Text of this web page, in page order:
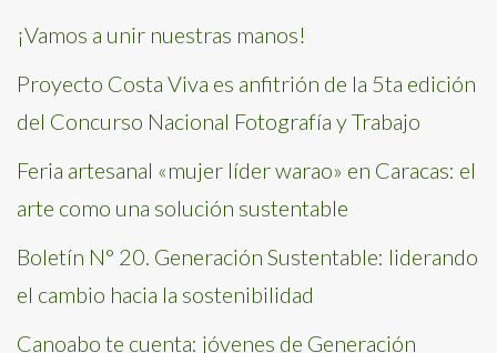
¡Vamos a unir nuestras manos!
Proyecto Costa Viva es anfitrión de la 5ta edición
del Concurso Nacional Fotografía y Trabajo
Feria artesanal «mujer líder warao» en Caracas: el
arte como una solución sustentable
Boletín N° 20. Generación Sustentable: liderando
el cambio hacia la sostenibilidad
Canoabo te cuenta: jóvenes de Generación